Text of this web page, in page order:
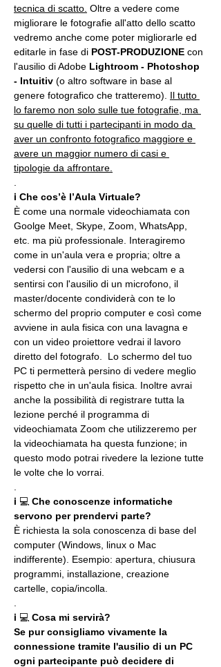
tecnica di scatto. Oltre a vedere come
migliorare le fotografie all'atto dello scatto
vedremo anche come poter migliorarle ed
editarle in fase di POST-PRODUZIONE con
l'ausilio di Adobe Lightroom - Photoshop
- Intuitiv (o altro software in base al
genere fotografico che tratteremo). Il tutto
lo faremo non solo sulle tue fotografie, ma
su quelle di tutti i partecipanti in modo da
aver un confronto fotografico maggiore e
avere un maggior numero di casi e
tipologie da affrontare.
ℹ Che cos’è l’Aula Virtuale?
È come una normale videochiamata con
Goolge Meet, Skype, Zoom, WhatsApp,
etc. ma più professionale. Interagiremo
come in un'aula vera e propria; oltre a
vedersi con l'ausilio di una webcam e a
sentirsi con l'ausilio di un microfono, il
master/docente condividerà con te lo
schermo del proprio computer e così come
avviene in aula fisica con una lavagna e
con un video proiettore vedrai il lavoro
diretto del fotografo.  Lo schermo del tuo
PC ti permetterà persino di vedere meglio
rispetto che in un'aula fisica. Inoltre avrai
anche la possibilità di registrare tutta la
lezione perché il programma di
videochiamata Zoom che utilizzeremo per
la videochiamata ha questa funzione; in
questo modo potrai rivedere la lezione tutte
le volte che lo vorrai.
ℹ 💻 Che conoscenze informatiche
servono per prendervi parte?
È richiesta la sola conoscenza di base del
computer (Windows, linux o Mac
indifferente). Esempio: apertura, chiusura
programmi, installazione, creazione
cartelle, copia/incolla.
ℹ 💻 Cosa mi servirà?
Se pur consigliamo vivamente la
connessione tramite l'ausilio di un PC
ogni partecipante può decidere di